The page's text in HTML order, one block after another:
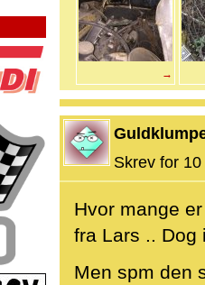
→
Skrev for
Hvor mange
fra Lars .. Dog
Men spm den